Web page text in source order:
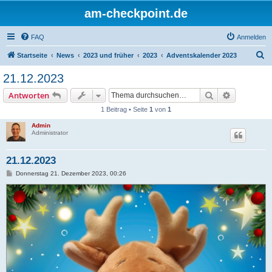
am-checkpoint.de
FAQ Anmelden
Startseite News 2023 und früher 2023 Adventskalender 2023
21.12.2023
Antworten Suche
1 Beitrag • Seite 1 von 1
Admin
Administrator
21.12.2023
B
i
t
r
a
g
Donnerstag 21. Dezember 2023, 00:26